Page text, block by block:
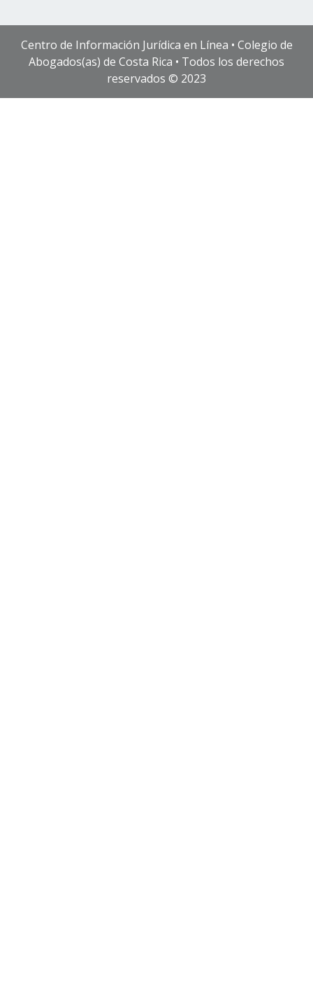
Centro de Información Jurídica en Línea • Colegio de
Abogados(as) de Costa Rica • Todos los derechos
reservados © 2023